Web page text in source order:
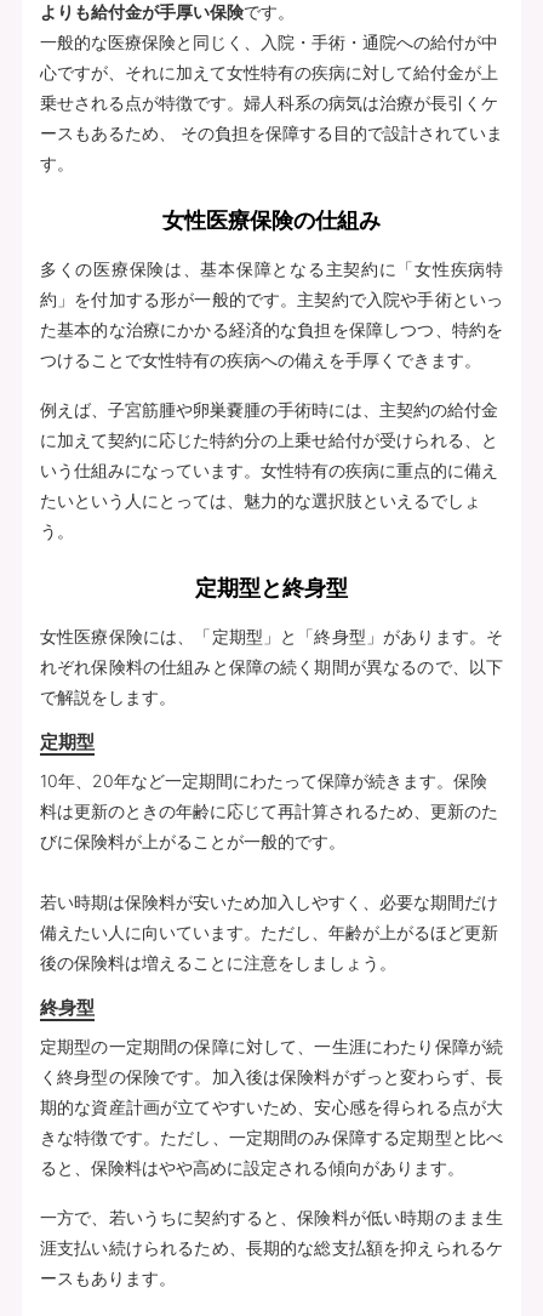
よりも給付金が手厚い保険です。
一般的な医療保険と同じく、入院・手術・通院への給付が中
心ですが、それに加えて女性特有の疾病に対して給付金が上
乗せされる点が特徴です。婦人科系の病気は治療が長引くケ
ースもあるため、 その負担を保障する目的で設計されていま
す。
女性医療保険の仕組み
多くの医療保険は、基本保障となる主契約に「女性疾病特
約」を付加する形が一般的です。主契約で入院や手術といっ
た基本的な治療にかかる経済的な負担を保障しつつ、特約を
つけることで女性特有の疾病への備えを手厚くできます。
例えば、子宮筋腫や卵巣嚢腫の手術時には、主契約の給付金
に加えて契約に応じた特約分の上乗せ給付が受けられる、と
いう仕組みになっています。女性特有の疾病に重点的に備え
たいという人にとっては、魅力的な選択肢といえるでしょ
う。
定期型と終身型
女性医療保険には、「定期型」と「終身型」があります。そ
れぞれ保険料の仕組みと保障の続く期間が異なるので、以下
で解説をします。
定期型
10年、20年など一定期間にわたって保障が続きます。保険
料は更新のときの年齢に応じて再計算されるため、更新のた
びに保険料が上がることが一般的です。
若い時期は保険料が安いため加入しやすく、必要な期間だけ
備えたい人に向いています。ただし、年齢が上がるほど更新
後の保険料は増えることに注意をしましょう。
終身型
定期型の一定期間の保障に対して、一生涯にわたり保障が続
く終身型の保険です。加入後は保険料がずっと変わらず、長
期的な資産計画が立てやすいため、安心感を得られる点が大
きな特徴です。ただし、一定期間のみ保障する定期型と比べ
ると、保険料はやや高めに設定される傾向があります。
一方で、若いうちに契約すると、保険料が低い時期のまま生
涯支払い続けられるため、長期的な総支払額を抑えられるケ
ースもあります。